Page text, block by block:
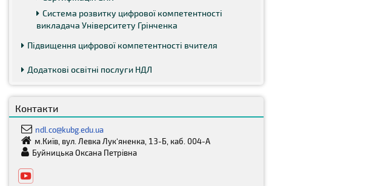
Система розвитку цифрової компетентності
викладача Університету Грінченка
Підвищення цифрової компетентності вчителя
Додаткові освітні послуги НДЛ
Контакти
ndl.co@kubg.edu.ua
м.Київ, вул. Левка Лук‘яненка, 13-Б, каб. 004-А
Буйницька Оксана Петрівна